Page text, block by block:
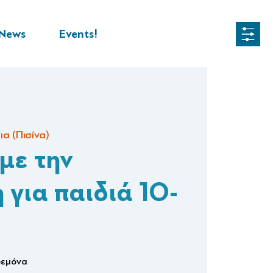
Events!
(Πισίνα)
την
παιδιά 10-